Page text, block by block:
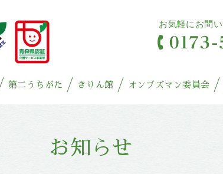
お気軽にお問
第二うちがた きりん館 オンブズマン委員会
お知らせ